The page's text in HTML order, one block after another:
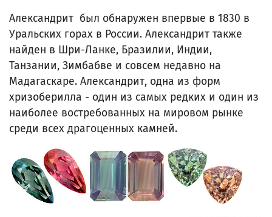
Александрит был обнаружен впервые в 1830 в
Уральских горах в России. Александрит также
найден в Шри-Ланке, Бразилии, Индии,
Танзании, Зимбабве и совсем недавно на
Мадагаскаре. Александрит, одна из форм
хризоберилла - один из самых редких и один из
наиболее востребованных на мировом рынке
среди всех драгоценных камней.